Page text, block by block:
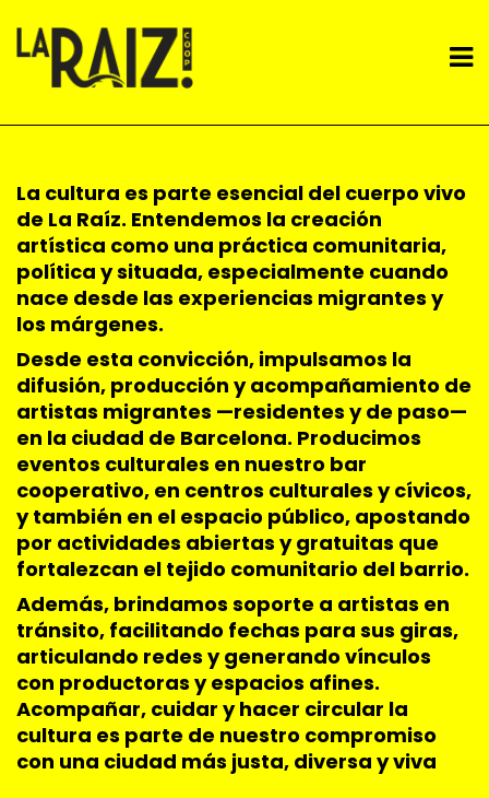
contenido
principal
La cultura es parte esencial del cuerpo vivo
de La Raíz. Entendemos la creación
artística como una práctica comunitaria,
política y situada, especialmente cuando
nace desde las experiencias migrantes y
los márgenes.
Desde esta convicción, impulsamos la
difusión, producción y acompañamiento de
artistas migrantes —residentes y de paso—
en la ciudad de Barcelona. Producimos
eventos culturales en nuestro bar
cooperativo, en centros culturales y cívicos,
y también en el espacio público, apostando
por actividades abiertas y gratuitas que
fortalezcan el tejido comunitario del barrio.
Además, brindamos soporte a artistas en
tránsito, facilitando fechas para sus giras,
articulando redes y generando vínculos
con productoras y espacios afines.
Acompañar, cuidar y hacer circular la
cultura es parte de nuestro compromiso
con una ciudad más justa, diversa y viva